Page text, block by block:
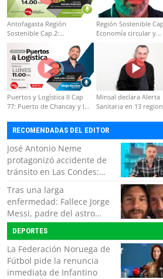
Antofagasta Región
Sostenible Cap.2:
Educación ambiental y
formación de capacidades
técnicas
Región Sostenible
Economía circular y
Puertos y Logística II Cap
77: Puerto de Chancay y la
Minsal declara Alerta
Sanitaria en 13
RECOMENDADAS DEL EDITOR
José Antonio Neme
protagonizó accidente de
tránsito en Las Condes:
Colisionó con un
motociclista
Tras una larga
enfermedad: Fallece Jorge
Messi, padre del astro
argentino
DEPORTES
La Federación Noruega de
Fútbol pide la renuncia
inmediata de Infantino